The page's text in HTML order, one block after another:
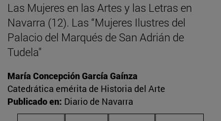
Las Mujeres en las Artes y las Letras en
Navarra (12). Las “Mujeres Ilustres del
Palacio del Marqués de San Adrián de
Tudela"
María Concepción García Gaínza
Catedrática emérita de Historia del Arte
Publicado en: Diario de Navarra